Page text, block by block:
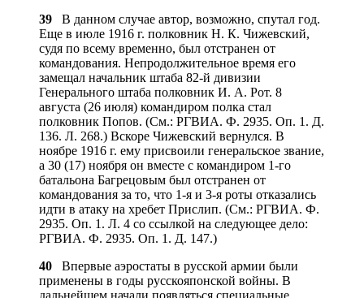
39
В данном случае автор, возможно, спутал год.
Еще в июле 1916 г. полковник Н. К. Чижевский,
судя по всему временно, был отстранен от
командования. Непродолжительное время его
замещал начальник штаба 82-й дивизии
Генерального штаба полковник И. А. Рот. 8
августа (26 июля) командиром полка стал
полковник Попов. (См.: РГВИА. Ф. 2935. Оп. 1. Д.
136. Л. 268.) Вскоре Чижевский вернулся. В
ноябре 1916 г. ему присвоили генеральское звание,
а 30 (17) ноября он вместе с командиром 1-го
батальона Багрецовым был отстранен от
командования за то, что 1-я и 3-я роты отказались
идти в атаку на хребет Прислип. (См.: РГВИА. Ф.
2935. Оп. 1. Л. 4 со ссылкой на следующее дело:
РГВИА. Ф. 2935. Оп. 1. Д. 147.)
40 Впервые аэростаты в русской армии были
применены в годы русскояпонской войны. В